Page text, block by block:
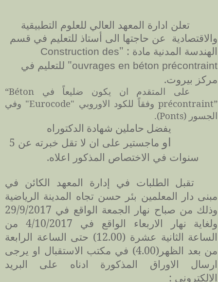
تعلن ادارة المعهد العالي للعلوم التطبيقية
والاقتصادية عن حاجتها الى أستاذ للتعليم في قسم
الهندسة المدنية مادة : "
Construction des
ouvrages en béton précontraint" للتعليم في
مركز بيروت.
على المتقدم ان يكون ضليعاً في “Béton
précontraint”وفقاً للكود الاوروبي "Eurocode" وفي
الجسور (Ponts
).
يفضل حاملين شهادة الدكتوراه
او
ماجستير على ان لا تقل خبرته عن 5
سنوات في الاختصاص المذكور اعلاه.
تقبل الطلبات في إدارة المعهد الكائن في
مبنى دار المعلمين بئر حسن تجاه المدينة الرياضية
وذلك من صباح نهار الجمعة
الواقع في 29/9/2017
ولغاية نهار الاربعاء الواقع في 4/10/2017 من
الساعة الثانية عشرة (12.00) حتى الساعة الرابعة
من بعد الظهر(4.00) في مكتب الاستقبال او يرجى
ارسال الاوراق المذكورة ادناه على البريد
الالكتروني :